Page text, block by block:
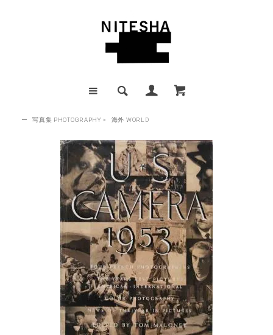
ー 写真集 PHOTOGRAPHY > 海外 WORLD